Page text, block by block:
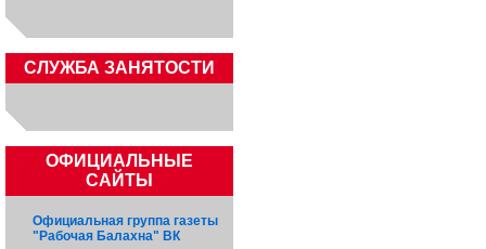
CЛУЖБА ЗАНЯТОСТИ
ОФИЦИАЛЬНЫЕ
САЙТЫ
Официальная группа газеты
"Рабочая Балахна" ВК